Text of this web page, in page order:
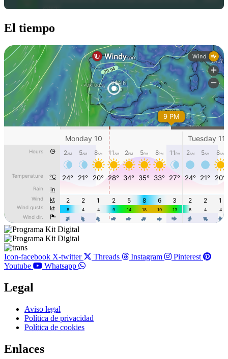
El tiempo
Icon-facebook X-twitter Threads Instagram
Pinterest
Youtube
Whatsapp
Legal
Main
Menu
Aviso legal
Política de privacidad
Política de cookies
Enlaces